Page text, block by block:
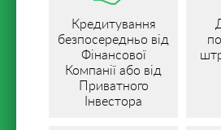
Кредитування
безпосередньо від
Фінансової
Компанії або від
Приватного
Інвестора